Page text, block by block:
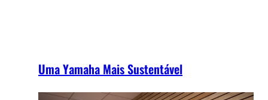
Uma Yamaha Mais Sustentável